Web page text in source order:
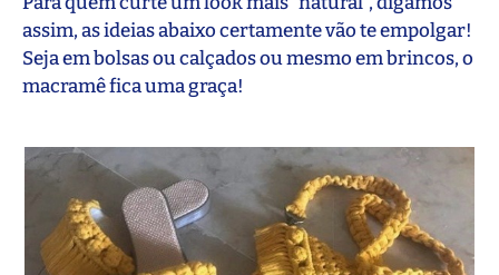
assim, as ideias abaixo certamente vão te empolgar!
Seja em bolsas ou calçados ou mesmo em brincos, o
macramê fica uma graça!